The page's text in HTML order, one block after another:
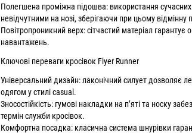
Полегшена проміжна підошва: використання сучасних
невідчутними на нозі, зберігаючи при цьому відмінну
Повітропроникний верх: сітчастий матеріал гарантує
навантажень.
Ключові переваги кросівок Flyer Runner
Універсальний дизайн: лаконічний силует дозволяє
одягом у стилі casual.
Зносостійкість: гумові накладки на п’яті та носку
термін служби кросівок.
Комфортна посадка: класична система шнурівки